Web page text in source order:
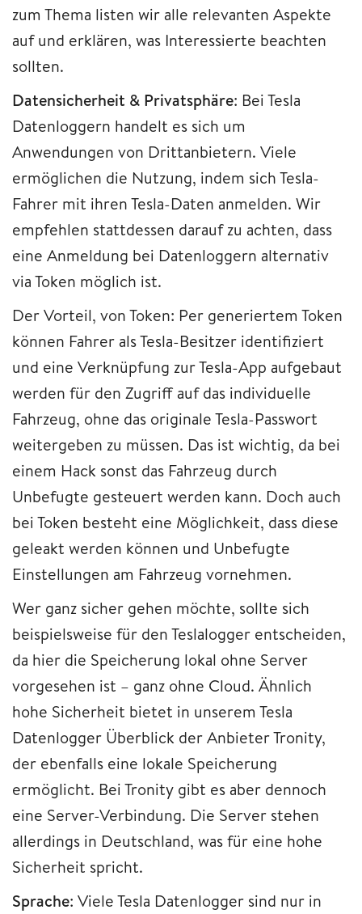
zum Thema listen wir alle relevanten Aspekte
auf und erklären, was Interessierte beachten
sollten.
Datensicherheit & Privatsphäre: Bei Tesla
Datenloggern handelt es sich um
Anwendungen von Drittanbietern. Viele
ermöglichen die Nutzung, indem sich Tesla-
Fahrer mit ihren Tesla-Daten anmelden. Wir
empfehlen stattdessen darauf zu achten, dass
eine Anmeldung bei Datenloggern alternativ
via Token möglich ist.
Der Vorteil, von Token: Per generiertem Token
können Fahrer als Tesla-Besitzer identifiziert
und eine Verknüpfung zur Tesla-App aufgebaut
werden für den Zugriff auf das individuelle
Fahrzeug, ohne das originale Tesla-Passwort
weitergeben zu müssen. Das ist wichtig, da bei
einem Hack sonst das Fahrzeug durch
Unbefugte gesteuert werden kann. Doch auch
bei Token besteht eine Möglichkeit, dass diese
geleakt werden können und Unbefugte
Einstellungen am Fahrzeug vornehmen.
Wer ganz sicher gehen möchte, sollte sich
beispielsweise für den Teslalogger entscheiden,
da hier die Speicherung lokal ohne Server
vorgesehen ist – ganz ohne Cloud. Ähnlich
hohe Sicherheit bietet in unserem Tesla
Datenlogger Überblick der Anbieter Tronity,
der ebenfalls eine lokale Speicherung
ermöglicht. Bei Tronity gibt es aber dennoch
eine Server-Verbindung. Die Server stehen
allerdings in Deutschland, was für eine hohe
Sicherheit spricht.
Sprache: Viele Tesla Datenlogger sind nur in